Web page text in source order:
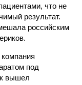
что не
результат.
российским
под
вышел